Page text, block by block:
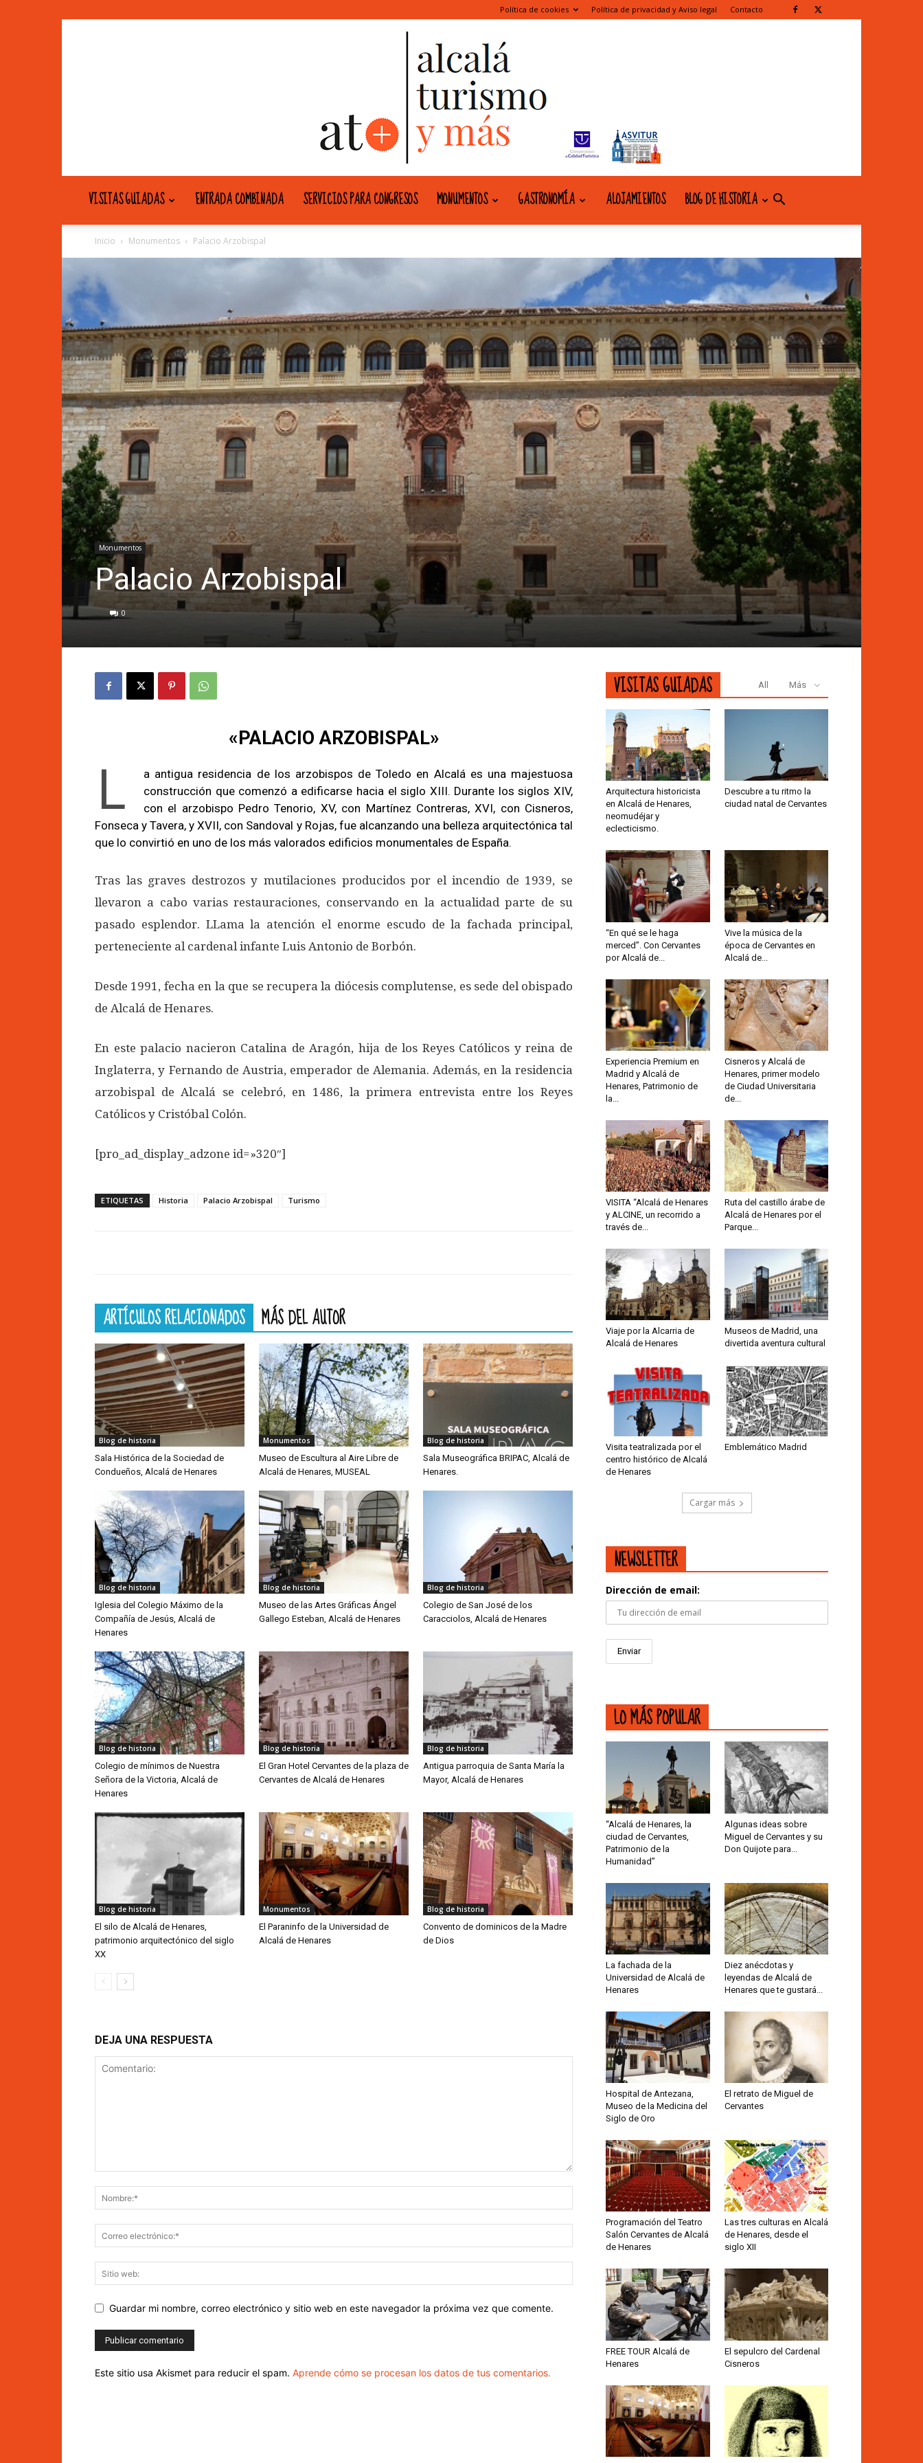
Política de cookies Política de privacidad y Aviso legal Contacto
turismo
y
mas
VISITAS GUIADAS ENTRADA COMBINADA SERVICIOS PARA CONGRESOS MONUMENTOS GASTRONOMÍA ALOJAMIENTOS BLOG DE HISTORIA
Inicio Monumentos Palacio Arzobispal
Monumentos
Palacio Arzobispal
0
«PALACIO ARZOBISPAL»
L
a antigua residencia de los arzobispos de Toledo en Alcalá es una majestuosa
construcción que comenzó a edificarse hacia el siglo XIII. Durante los siglos XIV,
con el arzobispo Pedro Tenorio, XV, con Martínez Contreras, XVI, con Cisneros,
Fonseca y Tavera, y XVII, con Sandoval y Rojas, fue alcanzando una belleza arquitectónica tal
que lo convirtió en uno de los más valorados edificios monumentales de España.
Tras las graves destrozos y mutilaciones producidos por el incendio de 1939, se
llevaron a cabo varias restauraciones, conservando en la actualidad parte de su
pasado esplendor. LLama la atención el enorme escudo de la fachada principal,
perteneciente al cardenal infante Luis Antonio de Borbón.
Desde 1991, fecha en la que se recupera la diócesis complutense, es sede del obispado
de Alcalá de Henares.
En este palacio nacieron Catalina de Aragón, hija de los Reyes Católicos y reina de
Inglaterra, y Fernando de Austria, emperador de Alemania. Además, en la residencia
arzobispal de Alcalá se celebró, en 1486, la primera entrevista entre los Reyes
Católicos y Cristóbal Colón.
[pro_ad_display_adzone id=»320″]
ETIQUETAS Historia Palacio Arzobispal Turismo
ARTÍCULOS RELACIONADOS MÁS DEL AUTOR
Blog de historia
Sala Histórica de la Sociedad de
Condueños, Alcalá de Henares
Monumentos
Museo de Escultura al Aire Libre de
Alcalá de Henares, MUSEAL
Blog de historia
Sala Museográfica BRIPAC, Alcalá de
Henares.
Blog de historia
Iglesia del Colegio Máximo de la
Compañía de Jesús, Alcalá de
Henares
Blog de historia
Museo de las Artes Gráficas Ángel
Gallego Esteban, Alcalá de Henares
Blog de historia
Colegio de San José de los
Caracciolos, Alcalá de Henares
Blog de historia
Colegio de mínimos de Nuestra
Señora de la Victoria, Alcalá de
Henares
Blog de historia
El Gran Hotel Cervantes de la plaza de
Cervantes de Alcalá de Henares
Blog de historia
Antigua parroquia de Santa María la
Mayor, Alcalá de Henares
Blog de historia
El silo de Alcalá de Henares,
patrimonio arquitectónico del siglo
XX
Monumentos
El Paraninfo de la Universidad de
Alcalá de Henares
Blog de historia
Convento de dominicos de la Madre
de Dios
DEJA UNA RESPUESTA
Guardar mi nombre, correo electrónico y sitio web en este navegador la próxima vez que comente.
Este sitio usa Akismet para reducir el spam. Aprende cómo se procesan los datos de tus comentarios.
VISITAS GUIADAS All Más
Arquitectura historicista
en Alcalá de Henares,
neomudéjar y
eclecticismo.
Descubre a tu ritmo la
ciudad natal de Cervantes
“En qué se le haga
merced”. Con Cervantes
por Alcalá de...
Vive la música de la
época de Cervantes en
Alcalá de...
Experiencia Premium en
Madrid y Alcalá de
Henares, Patrimonio de
la...
Cisneros y Alcalá de
Henares, primer modelo
de Ciudad Universitaria
de...
VISITA “Alcalá de Henares
y ALCINE, un recorrido a
través de...
Ruta del castillo árabe de
Alcalá de Henares por el
Parque...
Viaje por la Alcarria de
Alcalá de Henares
Museos de Madrid, una
divertida aventura cultural
Visita teatralizada por el
centro histórico de Alcalá
de Henares
Emblemático Madrid
Cargar más
NEWSLETTER
Dirección de email:
LO MÁS POPULAR
“Alcalá de Henares, la
ciudad de Cervantes,
Patrimonio de la
Humanidad”
Algunas ideas sobre
Miguel de Cervantes y su
Don Quijote para...
La fachada de la
Universidad de Alcalá de
Henares
Diez anécdotas y
leyendas de Alcalá de
Henares que te gustará...
Hospital de Antezana,
Museo de la Medicina del
Siglo de Oro
El retrato de Miguel de
Cervantes
Programación del Teatro
Salón Cervantes de Alcalá
de Henares
Las tres culturas en Alcalá
de Henares, desde el
siglo XII
FREE TOUR Alcalá de
Henares
El sepulcro del Cardenal
Cisneros